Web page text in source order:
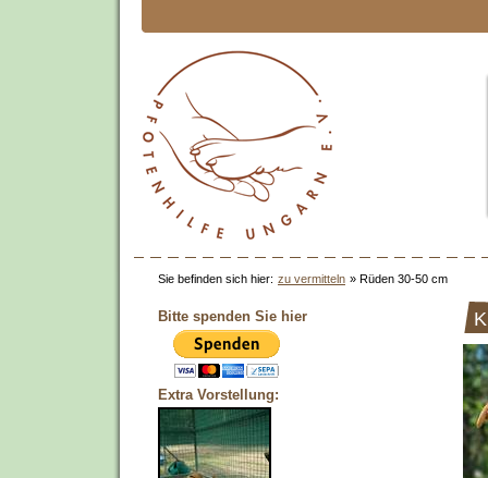
Sie befinden sich hier: zu vermitteln » Rüden 30-50 cm
Bitte spenden Sie hier
Extra Vorstellung: